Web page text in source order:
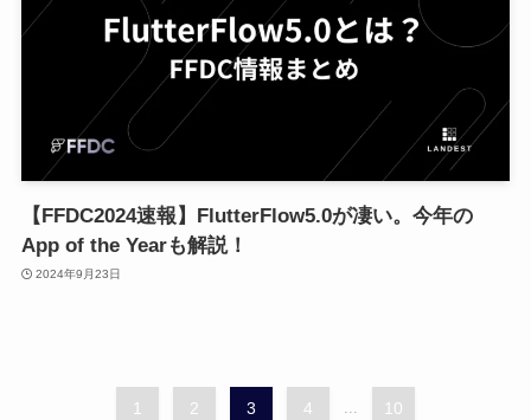
【FFDC2024速報】FlutterFlow5.0が凄い。今年の
App of the Yearも解説！
2024年9月23日
1 2 3 4 ... 10